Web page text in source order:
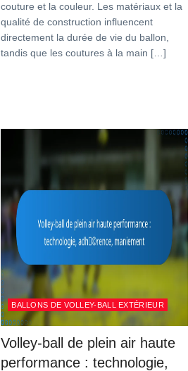
couture et la couleur. Les matériaux et la
qualité de construction influencent
directement la durée de vie du ballon,
tandis que les coutures à la main […]
BALLONS DE VOLLEY-BALL EXTÉRIEUR
Volley-ball de plein air haute
performance : technologie,